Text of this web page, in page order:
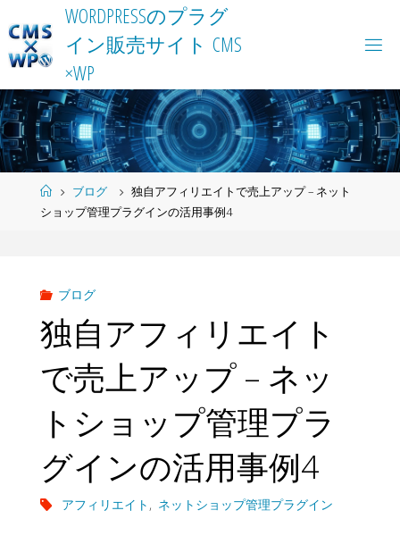
to
content
WORDPRESSのプラ グ
イ ン販売サイ ト CMS
×WP
Homeブログ
独自アフィリエイトで売上アップ – ネット
ショップ管理プラグインの活用事例4
ブログ
独自アフィリエイト
で売上アップ – ネッ
トショップ管理プラ
グインの活用事例4
アフィリエイト , ネットショップ管理プラグイン